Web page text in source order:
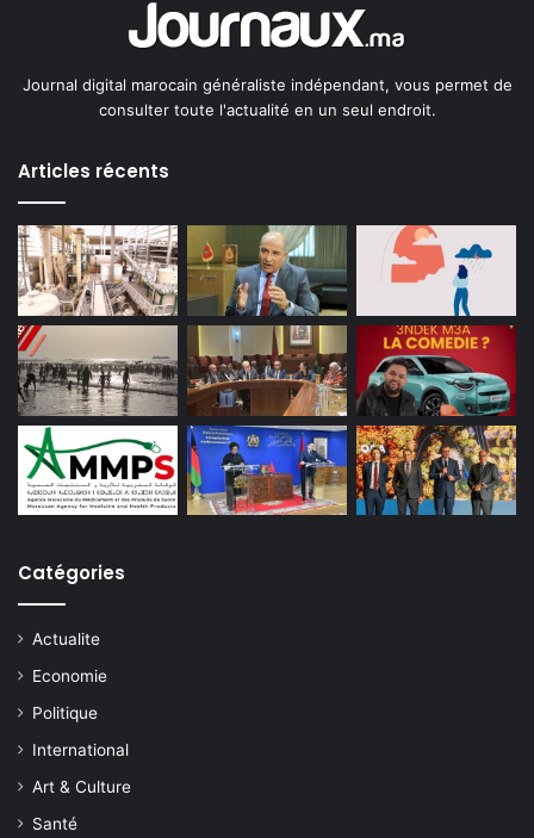
Journal digital marocain généraliste indépendant, vous permet de
consulter toute l'actualité en un seul endroit.
Articles récents
Catégories
Actualite
Economie
Politique
International
Art & Culture
Santé